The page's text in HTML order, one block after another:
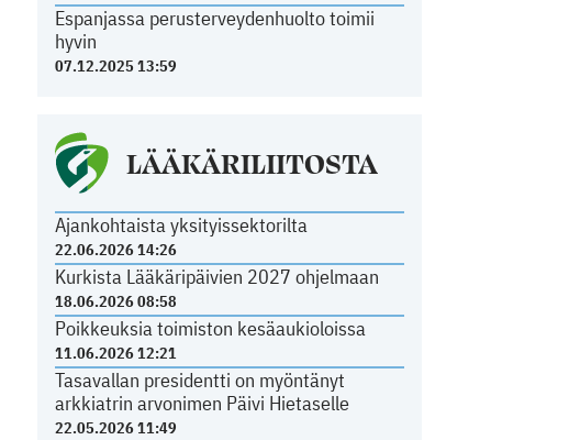
Espanjassa perusterveydenhuolto toimii
hyvin
07.12.2025 13:59
LÄÄKÄRILIITOSTA
Ajankohtaista yksityissektorilta
22.06.2026 14:26
Kurkista Lääkäripäivien 2027 ohjelmaan
18.06.2026 08:58
Poikkeuksia toimiston kesäaukioloissa
11.06.2026 12:21
Tasavallan presidentti on myöntänyt
arkkiatrin arvonimen Päivi Hietaselle
22.05.2026 11:49